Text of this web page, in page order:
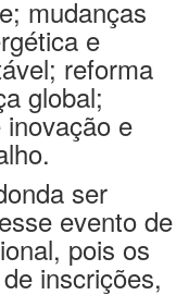
mudanças
e
reforma
global;
e
ser
evento de
pois os
inscrições,